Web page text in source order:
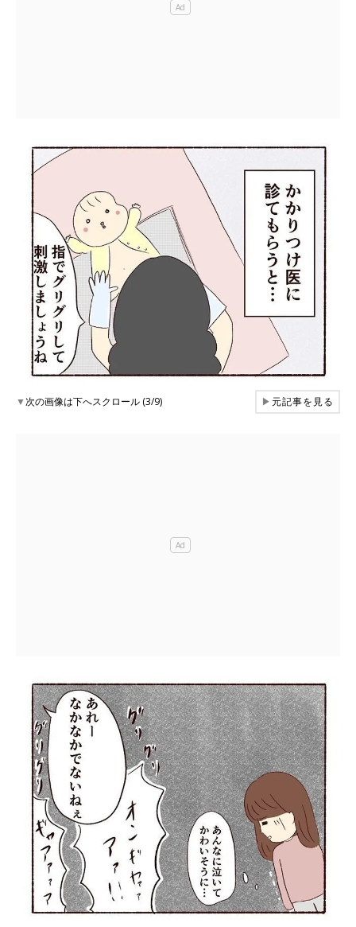
▼次の画像は下へスクロール (3/9) ▶元記事を見る